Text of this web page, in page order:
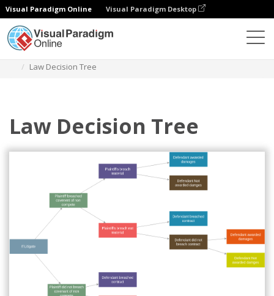
Visual Paradigm Online Visual Paradigm Desktop
Law Decision Tree
Law Decision Tree